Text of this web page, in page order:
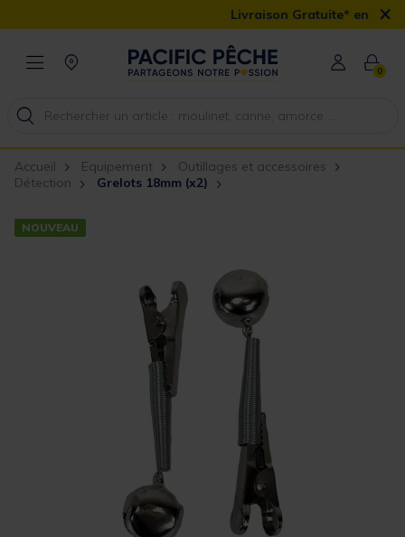
Livraison Gratuite* en Relais et
×
0
Accueil Equipement
Outillages et accessoires
Détection
Grelots 18mm (x2)
NOUVEAU